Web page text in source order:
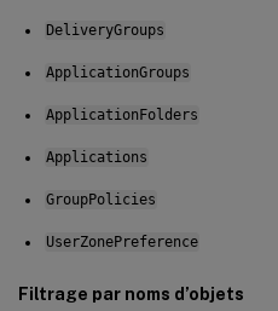
DeliveryGroups
ApplicationGroups
ApplicationFolders
Applications
GroupPolicies
UserZonePreference
Filtrage par noms d’objets